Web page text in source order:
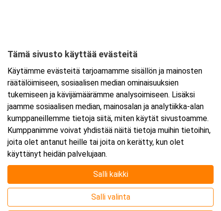
Tarkempi kartta ja ajo-ohjeet
Tämä sivusto käyttää evästeitä
Käytämme evästeitä tarjoamamme sisällön ja mainosten
räätälöimiseen, sosiaalisen median ominaisuuksien
tukemiseen ja kävijämäärämme analysoimiseen. Lisäksi
jaamme sosiaalisen median, mainosalan ja analytiikka-alan
kumppaneillemme tietoja siitä, miten käytät sivustoamme.
Kumppanimme voivat yhdistää näitä tietoja muihin tietoihin,
joita olet antanut heille tai joita on kerätty, kun olet
käyttänyt heidän palvelujaan.
Salli kaikki
Salli valinta